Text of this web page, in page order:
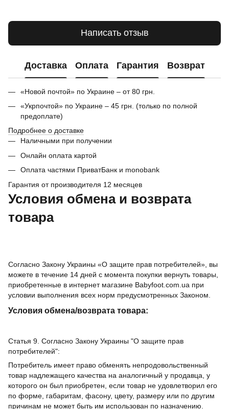
Написать отзыв
Доставка Оплата Гарантия Возврат
«Новой почтой» по Украине – от 80 грн.
«Укрпочтой» по Украине – 45 грн. (только по полной
предоплате)
Подробнее о доставке
Наличными при получении
Онлайн оплата картой
Оплата частями ПриватБанк и monobank
Гарантия от производителя 12 месяцев
Условия обмена и возврата
товара
Согласно Закону Украины «О защите прав потребителей», вы
можете в течение 14 дней с момента покупки вернуть товары,
приобретенные в интернет магазине Babyfoot.com.ua при
условии выполнения всех норм предусмотренных Законом.
Условия обмена/возврата товара:
Статья 9. Согласно Закону Украины "О защите прав
потребителей":
Потребитель имеет право обменять непродовольственный
товар надлежащего качества на аналогичный у продавца, у
которого он был приобретен, если товар не удовлетворил его
по форме, габаритам, фасону, цвету, размеру или по другим
причинам не может быть им использован по назначению.